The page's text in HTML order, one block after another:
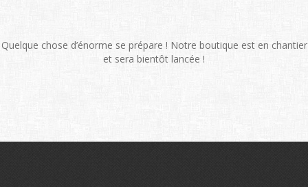
Quelque chose d’énorme se prépare ! Notre boutique est en chantier
et sera bientôt lancée !